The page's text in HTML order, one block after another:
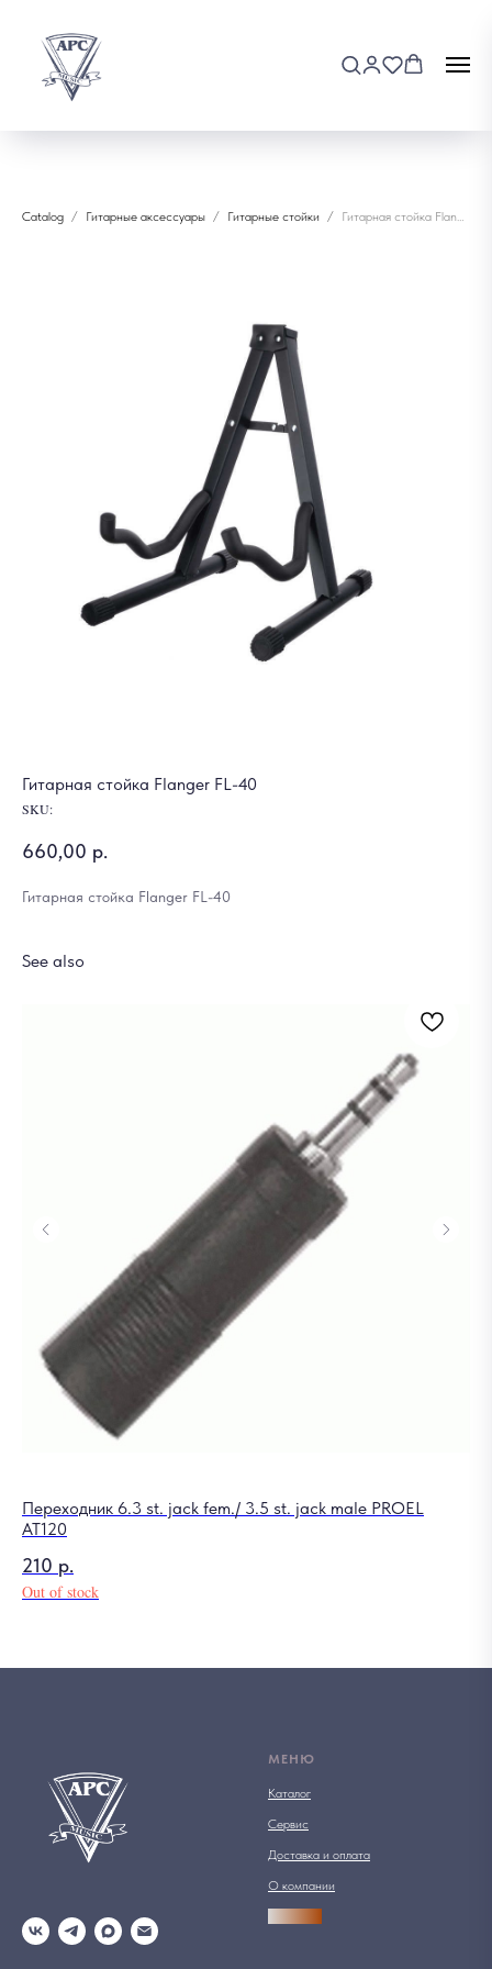
Catalog Гитарные аксессуары Гитарные стойки Гитарная стойка Flanger FL-40
Гитарная стойка Flanger FL-40
SKU:
660,00 р.
Гитарная стойка Flanger FL-40
See also
Переходник 6.3 st. jack fem./ 3.5 st. jack male PROEL
AT120
210 р.
Out of stock
МЕНЮ
Каталог
Сервис
Доставка и оплата
О компании